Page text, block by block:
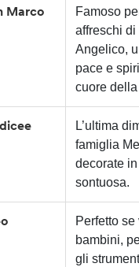
Marco
Famoso
affreschi di
Angelico,
pace e
cuore della
L’ultima
famiglia
decorate
sontuosa.
Perfetto
bambini,
gli